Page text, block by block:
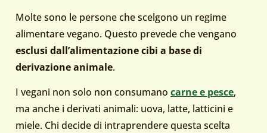
Molte sono le persone che scelgono un regime
alimentare vegano. Questo prevede che vengano
esclusi dall’alimentazione cibi a base di
derivazione animale.
I vegani non solo non consumano carne e pesce,
ma anche i derivati animali: uova, latte, latticini e
miele. Chi decide di intraprendere questa scelta